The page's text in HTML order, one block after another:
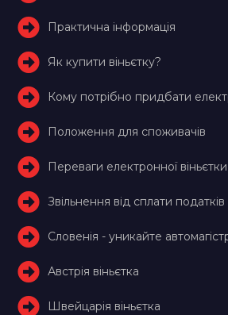
Практична інформація
Як купити віньєтку?
Кому потрібно придбати
Положення для споживачів
Переваги електронної віньєтки
Звільнення від сплати податків
Словенія - уникайте
Австрія віньєтка
Швейцарія віньєтка